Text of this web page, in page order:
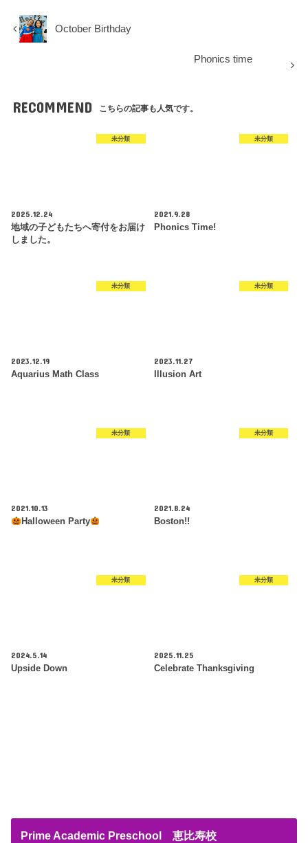
October Birthday
Phonics time
RECOMMEND こちらの記事も人気です。
未分類
2025.12.24
地域の子どもたちへ寄付をお届け
しました。
未分類
2021.9.28
Phonics Time!
未分類
2023.12.19
Aquarius Math Class
未分類
2023.11.27
Illusion Art
未分類
2021.10.13
Halloween Party
未分類
2021.8.24
Boston!!
未分類
2024.5.14
Upside Down
未分類
2025.11.25
Celebrate Thanksgiving
Prime Academic Preschool 恵比寿校